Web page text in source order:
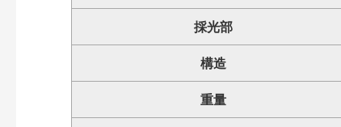
採光部
構造
重量